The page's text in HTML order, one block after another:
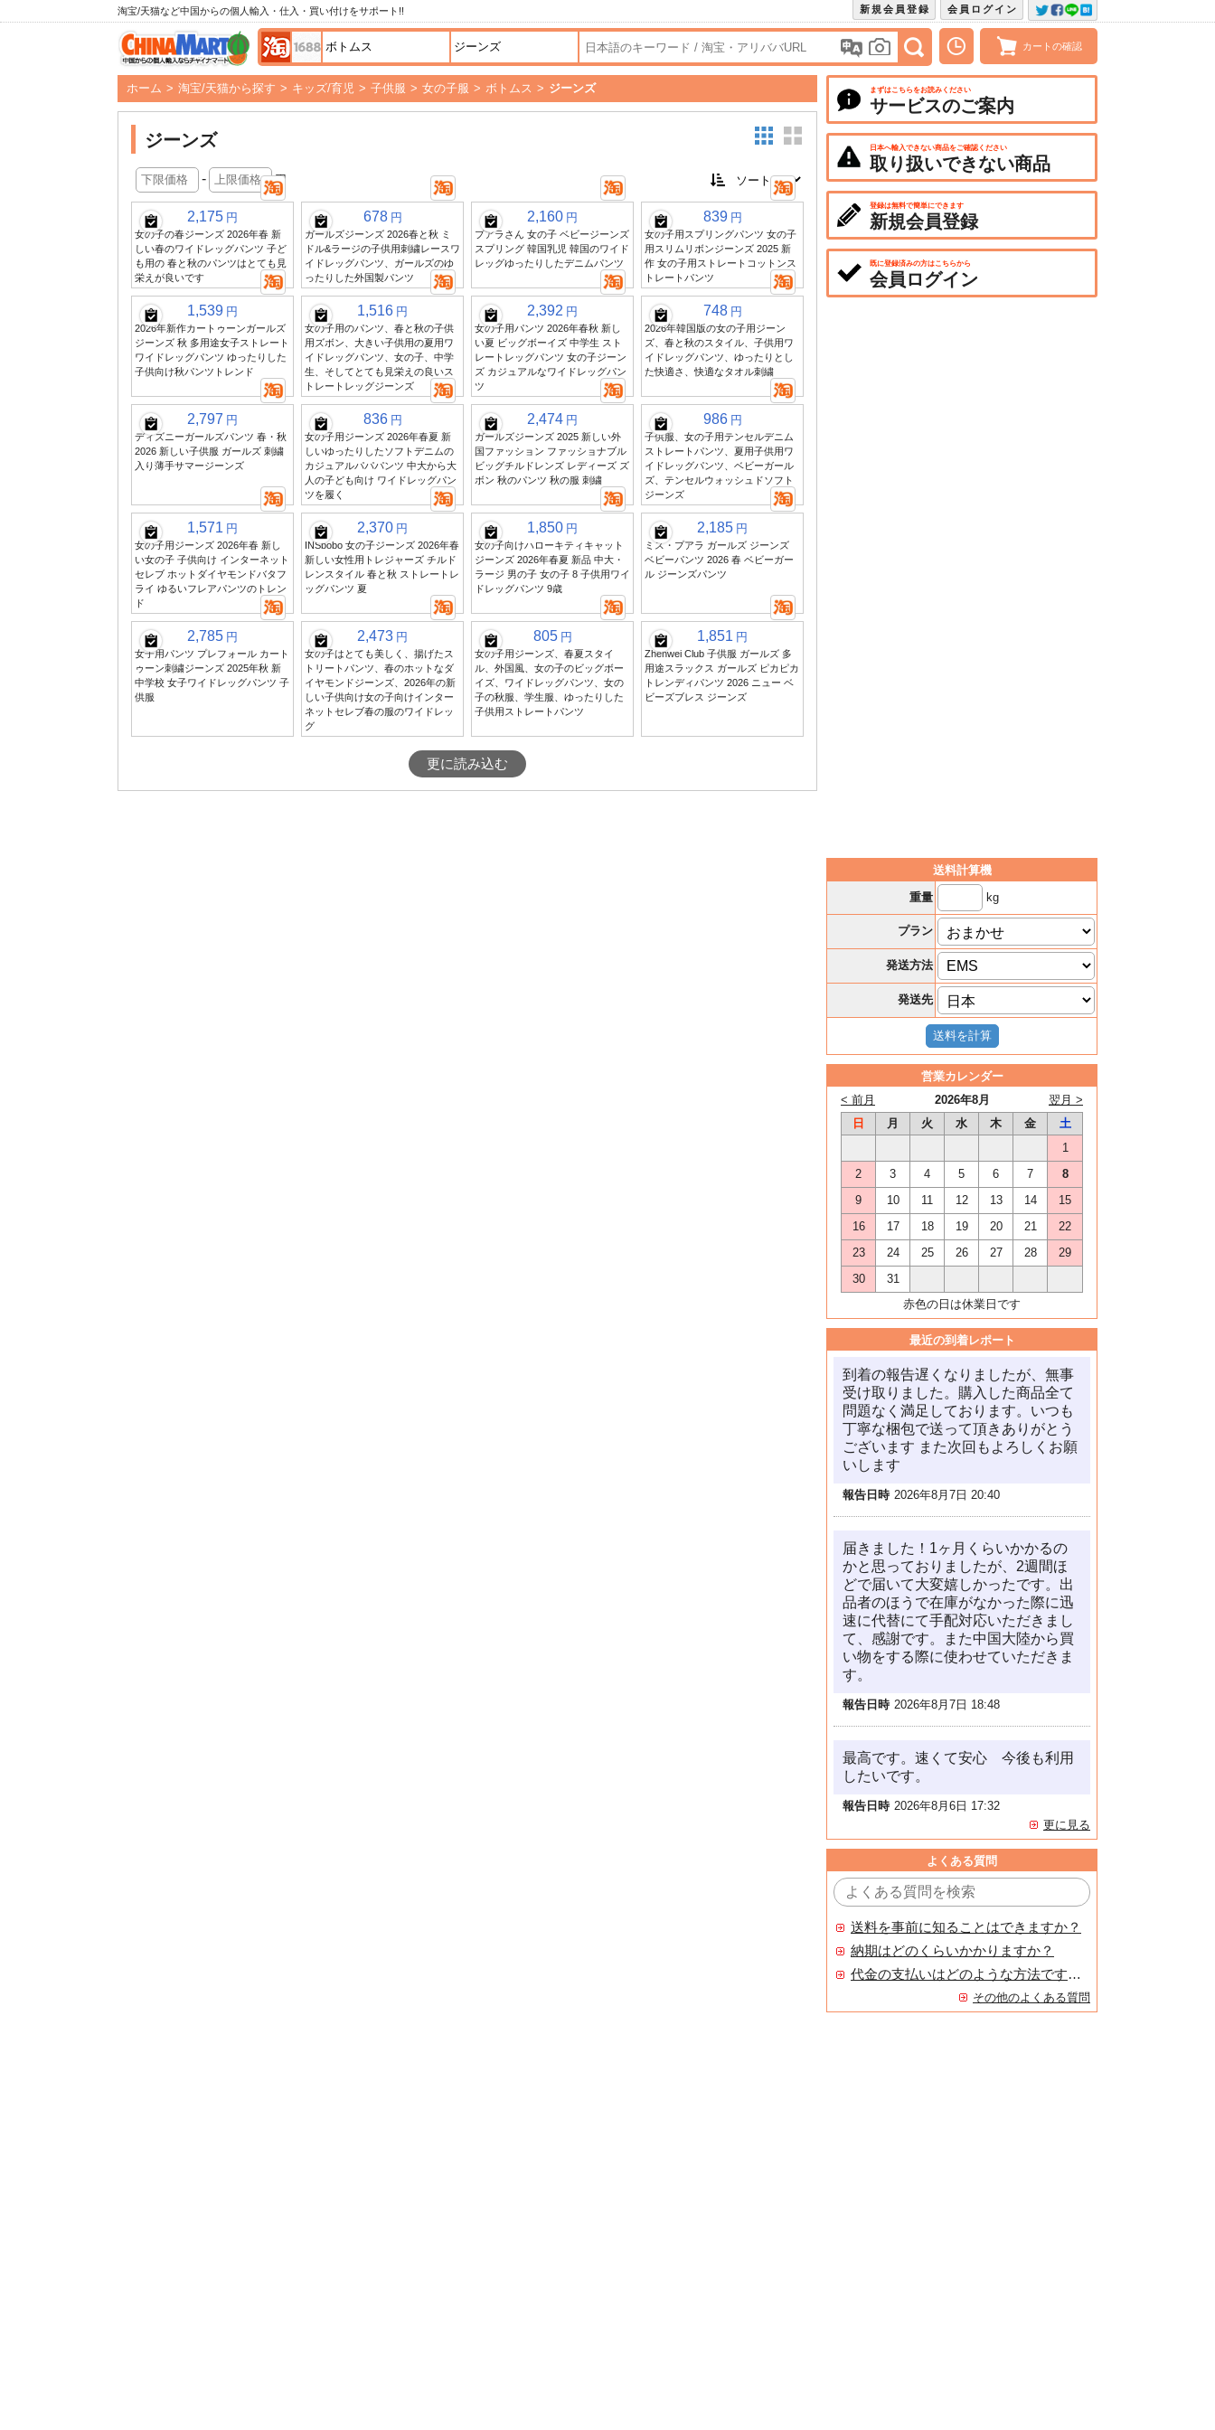
淘宝/天猫など中国からの個人輸入・仕入・買い付けをサポート!! 会員ログイン
新規会員登録
カートの確認
ホーム > 淘宝/天猫から探す > キッズ/育児 > 子供服 > 女の子服 > ボトムス > ジーンズ
ジーンズ
- 円
2,175 円
女の子の春ジーンズ 2026年春 新
しい春のワイドレッグパンツ 子ど
も用の 春と秋のパンツはとても見
栄えが良いです
678 円
ガールズジーンズ 2026春と秋 ミ
ドル&ラージの子供用刺繍レースワ
イドレッグパンツ、ガールズのゆ
ったりした外国製パンツ
2,160 円
プアラさん 女の子 ベビージーンズ
スプリング 韓国乳児 韓国のワイド
レッグゆったりしたデニムパンツ
839 円
女の子用スプリングパンツ 女の子
用スリムリボンジーンズ 2025 新
作 女の子用ストレートコットンス
トレートパンツ
1,539 円
2026年新作カートゥーンガールズ
ジーンズ 秋 多用途女子ストレート
ワイドレッグパンツ ゆったりした
子供向け秋パンツトレンド
1,516 円
女の子用のパンツ、春と秋の子供
用ズボン、大きい子供用の夏用ワ
イドレッグパンツ、女の子、中学
生、そしてとても見栄えの良いス
トレートレッグジーンズ
2,392 円
女の子用パンツ 2026年春秋 新し
い夏 ビッグボーイズ 中学生 スト
レートレッグパンツ 女の子ジーン
ズ カジュアルなワイドレッグパン
ツ
748 円
2026年韓国版の女の子用ジーン
ズ、春と秋のスタイル、子供用ワ
イドレッグパンツ、ゆったりとし
た快適さ、快適なタオル刺繍
2,797 円
ディズニーガールズパンツ 春・秋
2026 新しい子供服 ガールズ 刺繍
入り薄手サマージーンズ
836 円
女の子用ジーンズ 2026年春夏 新
しいゆったりしたソフトデニムの
カジュアルパパパンツ 中大から大
人の子ども向け ワイドレッグパン
ツを履く
2,474 円
ガールズジーンズ 2025 新しい外
国ファッション ファッショナブル
ビッグチルドレンズ レディーズ ズ
ボン 秋のパンツ 秋の服 刺繍
986 円
子供服、女の子用テンセルデニム
ストレートパンツ、夏用子供用ワ
イドレッグパンツ、ベビーガール
ズ、テンセルウォッシュドソフト
ジーンズ
1,571 円
女の子用ジーンズ 2026年春 新し
い女の子 子供向け インターネット
セレブ ホットダイヤモンドバタフ
ライ ゆるいフレアパンツのトレン
ド
2,370 円
INSbobo 女の子ジーンズ 2026年春
新しい女性用トレジャーズ チルド
レンスタイル 春と秋 ストレートレ
ッグパンツ 夏
1,850 円
女の子向けハローキティキャット
ジーンズ 2026年春夏 新品 中大・
ラージ 男の子 女の子 8 子供用ワイ
ドレッグパンツ 9歳
2,185 円
ミス・プアラ ガールズ ジーンズ
ベビーパンツ 2026 春 ベビーガー
ル ジーンズパンツ
2,785 円
女子用パンツ プレフォール カート
ゥーン刺繍ジーンズ 2025年秋 新
中学校 女子ワイドレッグパンツ 子
供服
2,473 円
女の子はとても美しく、揚げたス
トリートパンツ、春のホットなダ
イヤモンドジーンズ、2026年の新
しい子供向け女の子向けインター
ネットセレブ春の服のワイドレッ
グ
805 円
女の子用ジーンズ、春夏スタイ
ル、外国風、女の子のビッグボー
イズ、ワイドレッグパンツ、女の
子の秋服、学生服、ゆったりした
子供用ストレートパンツ
1,851 円
Zhenwei Club 子供服 ガールズ 多
用途スラックス ガールズ ピカピカ
トレンディパンツ 2026 ニュー ベ
ビーズブレス ジーンズ
更に読み込む
まずはこちらをお読みください
サービスのご案内
日本へ輸入できない商品をご確認ください
取り扱いできない商品
登録は無料で簡単にできます
新規会員登録
既に登録済みの方はこちらから
会員ログイン
送料計算機
重量
kg
プラン
発送方法
発送先
営業カレンダー
2026年8月
< 前月
翌月 >
日
月 火 水 木 金
土
1
2
3 4 5 6 7
8
9
10 11 12 13 14
15
16
17 18 19 20 21
22
23
24 25 26 27 28
29
30
31
赤色の日は休業日です
最近の到着レポート
到着の報告遅くなりましたが、無事
受け取りました。購入した商品全て
問題なく満足しております。いつも
丁寧な梱包で送って頂きありがとう
ございます また次回もよろしくお願
いします
報告日時 2026年8月7日 20:40
届きました！1ヶ月くらいかかるの
かと思っておりましたが、2週間ほ
どで届いて大変嬉しかったです。出
品者のほうで在庫がなかった際に迅
速に代替にて手配対応いただきまし
て、感謝です。また中国大陸から買
い物をする際に使わせていただきま
す。
報告日時 2026年8月7日 18:48
最高です。速くて安心 今後も利用
したいです。
報告日時 2026年8月6日 17:32
更に見る
よくある質問
送料を事前に知ることはできますか？
納期はどのくらいかかりますか？
代金の支払いはどのような方法ですか？
その他のよくある質問